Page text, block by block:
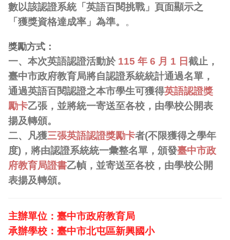
數以該認證系統「英語百閱挑戰」頁面顯示之
「獲獎資格達成率」為準。 。
獎勵方式：
一、本次英語認證活動於115 年 6 月 1 日截止，
臺中市政府教育局將自認證系統統計通過名單，
通過英語百閱認證之本市學生可獲得英語認證獎
勵卡乙張，並將統一寄送至各校，由學校公開表
揚及轉頒。
二、凡獲三張英語認證獎勵卡者(不限獲得之學年
度)，將由認證系統統一彙整名單，頒發臺中市政
府教育局證書乙幀，並寄送至各校，由學校公開
表揚及轉頒。
主辦單位：臺中市政府教育局
承辦學校：臺中市北屯區新興國小